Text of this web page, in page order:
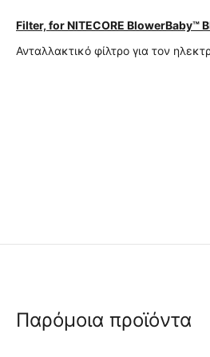
Filter, for NITECORE BlowerBaby™
Ανταλλακτικό φίλτρο για τον
Παρόμοια προϊόντα